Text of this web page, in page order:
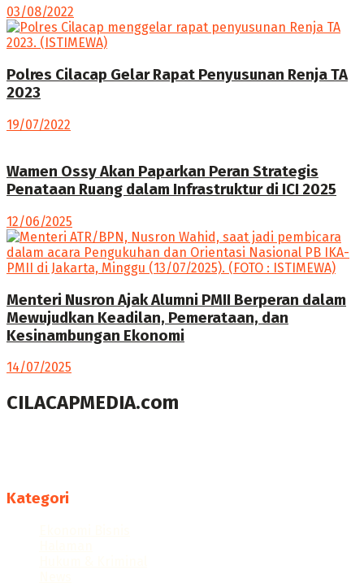
03/08/2022
Polres Cilacap Gelar Rapat Penyusunan Renja TA
2023
19/07/2022
Wamen Ossy Akan Paparkan Peran Strategis
Penataan Ruang dalam Infrastruktur di ICI 2025
12/06/2025
Menteri Nusron Ajak Alumni PMII Berperan dalam
Mewujudkan Keadilan, Pemerataan, dan
Kesinambungan Ekonomi
14/07/2025
CILACAPMEDIA.com
Kategori